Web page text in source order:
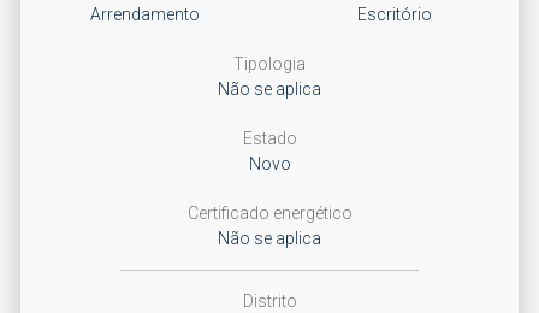
Arrendamento
Escritório
Tipologia
Não se aplica
Estado
Novo
Certificado energético
Não se aplica
Distrito